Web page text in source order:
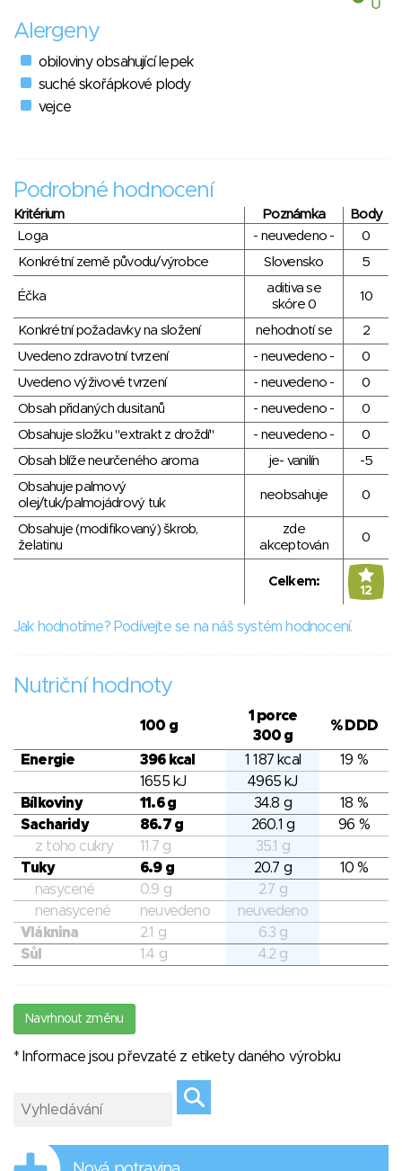
Alergeny
obiloviny obsahující lepek
suché skořápkové plody
vejce
Podrobné hodnocení
Kritérium Poznámka
Body
Loga
- neuvedeno -
0
Konkrétní země původu/výrobce
Slovensko 5
Éčka
aditiva se
skóre 0
10
Konkrétní požadavky na složení nehodnotí se
2
Uvedeno zdravotní tvrzení
- neuvedeno -
0
Uvedeno výživové tvrzení
- neuvedeno -
0
Obsah přidaných dusitanů
- neuvedeno -
0
Obsahuje složku "extrakt z droždí"
- neuvedeno -
0
Obsah blíže neurčeného aroma
je- vanilín
-5
Obsahuje palmový
olej/tuk/palmojádrový tuk
neobsahuje 0
Obsahuje (modifikovaný) škrob,
želatinu
zde
akceptován
0
Celkem:
12
Jak hodnotíme? Podívejte se na náš systém hodnocení.
Nutriční hodnoty
100 g
1 porce
300 g
% DDD
Energie 396 kcal 1 187 kcal
19 %
1655 kJ
4965 kJ
Bílkoviny
11.6 g 34.8 g
18 %
Sacharidy
86.7 g 260.1 g
96 %
z toho cukry
11.7 g
35.1 g
Tuky
6.9 g 20.7 g
10 %
nasycené
0.9 g
2.7 g
nenasycené
neuvedeno
neuvedeno
Vláknina
2.1 g
6.3 g
Sůl
1.4 g 4.2 g
Navrhnout změnu
* Informace jsou převzaté z etikety daného výrobku